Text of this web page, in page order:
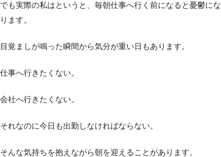
でも実際の私はというと、毎朝仕事へ行く前になると憂鬱にな
ります。
目覚ましが鳴った瞬間から気分が重い日もあります。
仕事へ行きたくない。
会社へ行きたくない。
それなのに今日も出勤しなければならない。
そんな気持ちを抱えながら朝を迎えることがあります。